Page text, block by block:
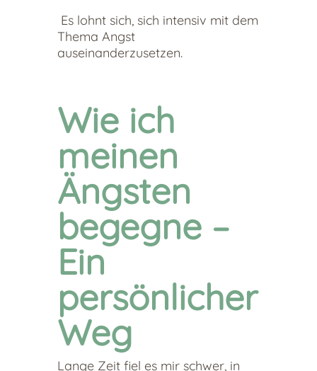
Es lohnt sich, sich intensiv mit dem
Thema Angst
auseinanderzusetzen.
Wie ich
meinen
Ängsten
begegne –
Ein
persönlicher
Weg
Lange Zeit fiel es mir schwer, in